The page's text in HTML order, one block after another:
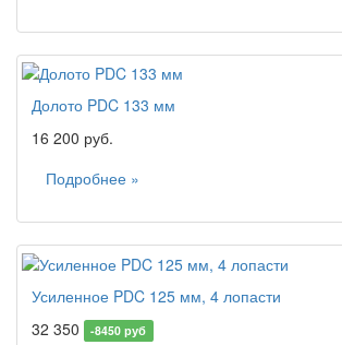
Долото PDC 133 мм
16 200 руб.
Подробнее »
Усиленное PDC 125 мм, 4 лопасти
32 350
-8450 руб